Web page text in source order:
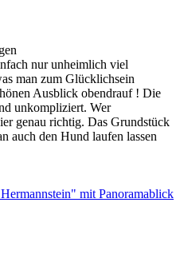
nur unheimlich viel
man zum Glücklichsein
Ausblick obendrauf ! Die
unkompliziert. Wer
genau richtig. Das Grundstück
auch den Hund laufen lassen
mit Panoramablick